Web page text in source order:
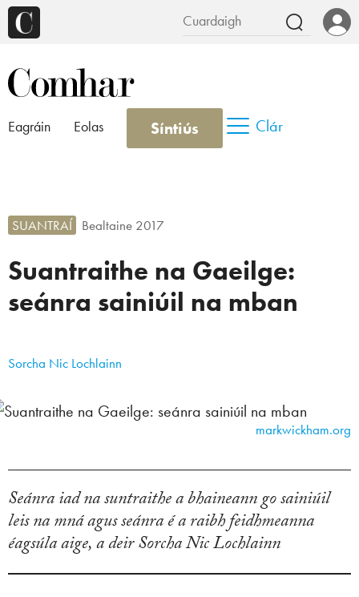
Eagráin Eolas Síntiús Clár
Suantraithe na Gaeilge:
seánra sainiúil na mban
SUANTRAÍ Bealtaine 2017
Sorcha Nic Lochlainn
markwickham.org
Seánra iad na suntraithe a bhaineann go sainiúil
leis na mná agus seánra é a raibh feidhmeanna
éagsúla aige, a deir Sorcha Nic Lochlainn